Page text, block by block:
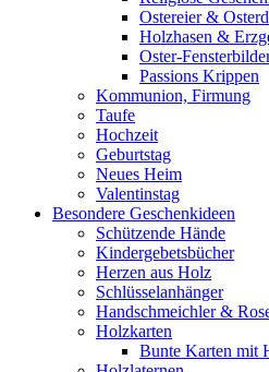
Ostereier &
Holzhasen &
Oster-
Passions Krippen
Kommunion, Firmung
Taufe
Hochzeit
Geburtstag
Neues Heim
Valentinstag
Besondere Geschenkideen
Schützende Hände
Kindergebetsbücher
Herzen aus Holz
Schlüsselanhänger
Handschmeichler &
Holzkarten
Bunte Karten mit